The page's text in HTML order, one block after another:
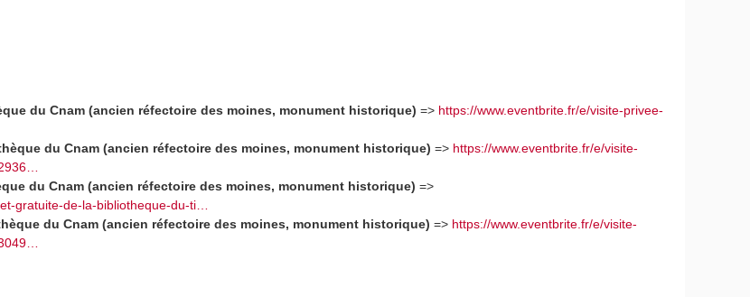
du Cnam (ancien réfectoire des moines, monument historique) => https://www.eventbrite.fr/e/visite-privee-
du Cnam (ancien réfectoire des moines, monument historique) => https://www.eventbrite.fr/e/visite-
du Cnam (ancien réfectoire des moines, monument historique) =>
gratuite-de-la-bibliotheque-du-ti…
du Cnam (ancien réfectoire des moines, monument historique) => https://www.eventbrite.fr/e/visite-